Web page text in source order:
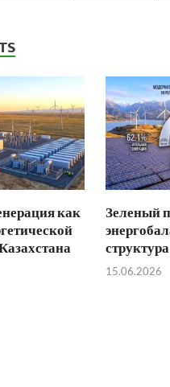
как
Зеленый
15.06.2026